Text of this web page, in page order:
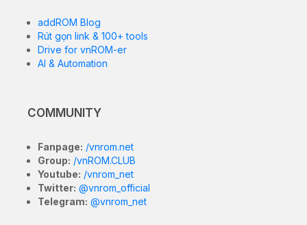
addROM Blog
Rút gọn link & 100+ tools
Drive for vnROM-er
AI & Automation
COMMUNITY
Fanpage: /vnrom.net
Group: /vnROM.CLUB
Youtube: /vnrom_net
Twitter: @vnrom_official
Telegram: @vnrom_net